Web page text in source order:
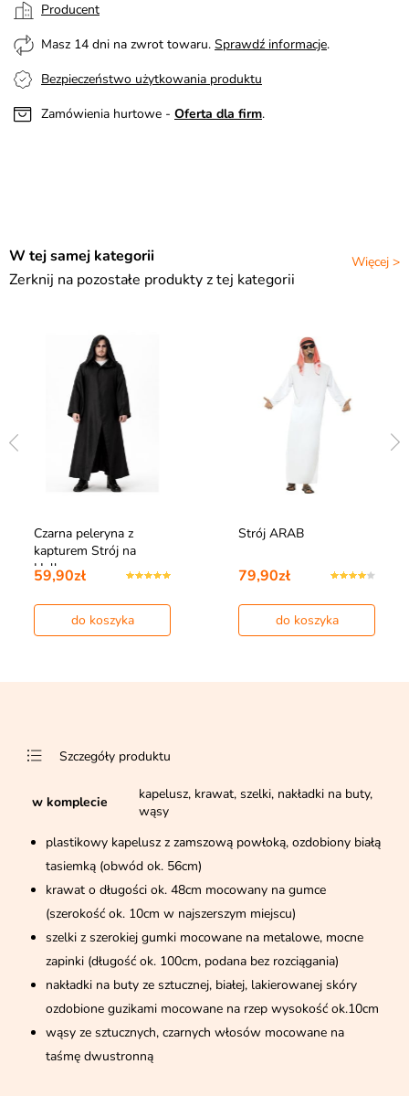
Producent
Masz 14 dni na zwrot towaru. Sprawdź informacje.
Bezpieczeństwo użytkowania produktu
Zamówienia hurtowe - Oferta dla firm.
Więcej >
W tej samej kategorii
Zerknij na pozostałe produkty z tej kategorii
Czarna peleryna z
kapturem Strój na
Halloween
59,90zł
do koszyka
Strój ARAB
79,90zł
do koszyka
Szczegóły produktu
w komplecie
kapelusz, krawat, szelki, nakładki na buty,
wąsy
plastikowy kapelusz z zamszową powłoką, ozdobiony białą
tasiemką (obwód ok. 56cm)
krawat o długości ok. 48cm mocowany na gumce
(szerokość ok. 10cm w najszerszym miejscu)
szelki z szerokiej gumki mocowane na metalowe, mocne
zapinki (długość ok. 100cm, podana bez rozciągania)
nakładki na buty ze sztucznej, białej, lakierowanej skóry
ozdobione guzikami mocowane na rzep wysokość ok.10cm
wąsy ze sztucznych, czarnych włosów mocowane na
taśmę dwustronną